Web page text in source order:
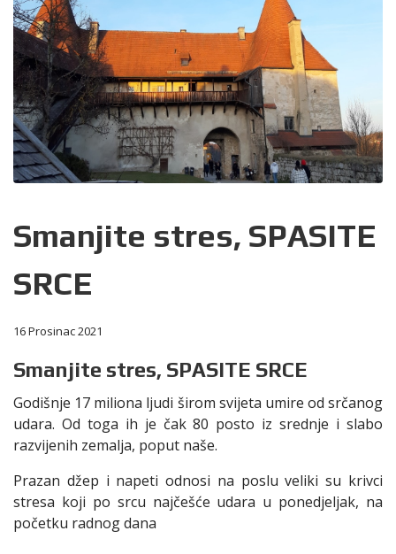
Smanjite stres, SPASITE
SRCE
16 Prosinac 2021
Smanjite stres, SPASITE SRCE
Godišnje 17 miliona ljudi širom svijeta umire od srčanog
udara. Od toga ih je čak 80 posto iz srednje i slabo
razvijenih zemalja, poput naše.
Prazan džep i napeti odnosi na poslu veliki su krivci
stresa koji po srcu najčešće udara u ponedjeljak, na
početku radnog dana